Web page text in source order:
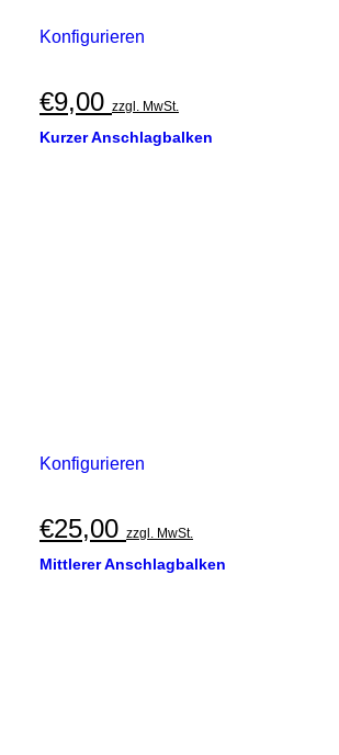
Konfigurieren
€9,00 zzgl. MwSt.
Kurzer Anschlagbalken
Konfigurieren
€25,00 zzgl. MwSt.
Mittlerer Anschlagbalken